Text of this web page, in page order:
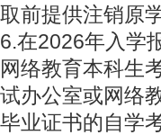
取前提供注销原
6.在2026年入学
网络教育本科生
试办公室或网络
毕业证书的自学